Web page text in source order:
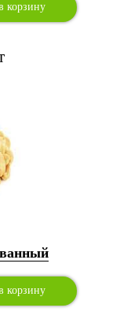
корзину
корзину